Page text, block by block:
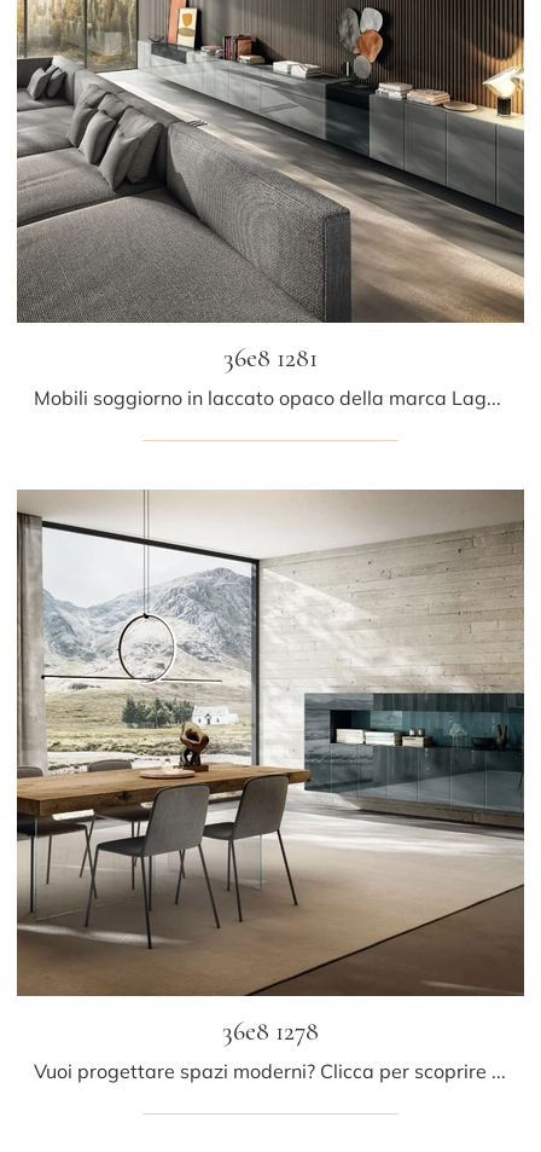
36e8 1281
Mobili soggiorno in laccato opaco della marca Lago: clicca e scopri il modello 36e8 1281 tra le più esclusive soluzioni per il soggiorno.
36e8 1278
Vuoi progettare spazi moderni? Clicca per scoprire il mobile soggiorno 36e8 1278 in vetro della firma Lago!